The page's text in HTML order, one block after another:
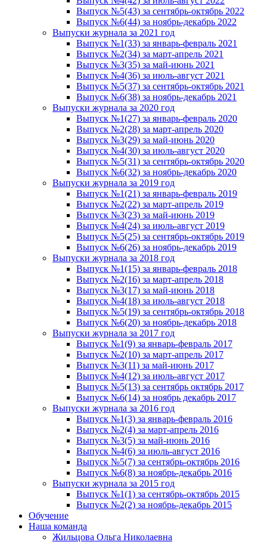
Выпуск №5(43) за сентябрь-октябрь 2022
Выпуск №6(44) за ноябрь-декабрь 2022
Выпуски журнала за 2021 год
Выпуск №1(33) за январь-февраль 2021
Выпуск №2(34) за март-апрель 2021
Выпуск №3(35) за май-июнь 2021
Выпуск №4(36) за июль-август 2021
Выпуск №5(37) за сентябрь-октябрь 2021
Выпуск №6(38) за ноябрь-декабрь 2021
Выпуски журнала за 2020 год
Выпуск №1(27) за январь-февраль 2020
Выпуск №2(28) за март-апрель 2020
Выпуск №3(29) за май-июнь 2020
Выпуск №4(30) за июль-август 2020
Выпуск №5(31) за сентябрь-октябрь 2020
Выпуск №6(32) за ноябрь-декабрь 2020
Выпуски журнала за 2019 год
Выпуск №1(21) за январь-февраль 2019
Выпуск №2(22) за март-апрель 2019
Выпуск №3(23) за май-июнь 2019
Выпуск №4(24) за июль-август 2019
Выпуск №5(25) за сентябрь-октябрь 2019
Выпуск №6(26) за ноябрь-декабрь 2019
Выпуски журнала за 2018 год
Выпуск №1(15) за январь-февраль 2018
Выпуск №2(16) за март-апрель 2018
Выпуск №3(17) за май-июнь 2018
Выпуск №4(18) за июль-август 2018
Выпуск №5(19) за сентябрь-октябрь 2018
Выпуск №6(20) за ноябрь-декабрь 2018
Выпуски журнала за 2017 год
Выпуск №1(9) за январь-февраль 2017
Выпуск №2(10) за март-апрель 2017
Выпуск №3(11) за май-июнь 2017
Выпуск №4(12) за июль-август 2017
Выпуск №5(13) за сентябрь октябрь 2017
Выпуск №6(14) за ноябрь декабрь 2017
Выпуски журнала за 2016 год
Выпуск №1(3) за январь-февраль 2016
Выпуск №2(4) за март-апрель 2016
Выпуск №3(5) за май-июнь 2016
Выпуск №4(6) за июль-август 2016
Выпуск №5(7) за сентябрь-октябрь 2016
Выпуск №6(8) за ноябрь-декабрь 2016
Выпуски журнала за 2015 год
Выпуск №1(1) за сентябрь-октябрь 2015
Выпуск №2(2) за ноябрь-декабрь 2015
Обучение
Наша команда
Жильцова Ольга Николаевна